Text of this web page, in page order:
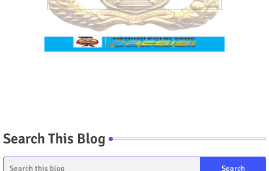
Search This Blog